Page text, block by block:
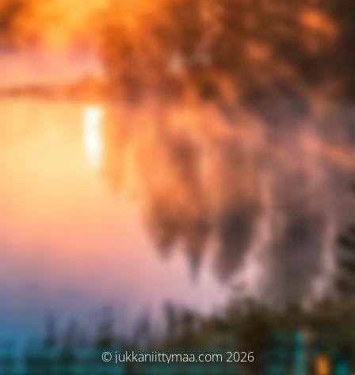
© jukkaniittymaa.com 2026